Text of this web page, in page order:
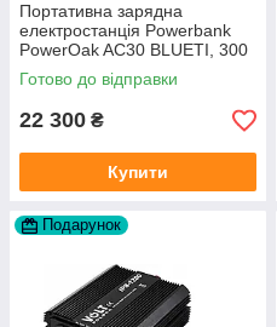
Портативна зарядна
електростанція Powerbank
PowerOak AC30 BLUETI, 300
Вт*год функція бездротової
зарядки
Готово до відправки
22 300 ₴
Купити
Подарунок